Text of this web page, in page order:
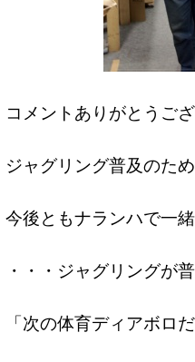
コメントありがとうご
ジャグリング普及のため
今後ともナランハで一
・・・ジャグリングが
「次の体育ディアボロ